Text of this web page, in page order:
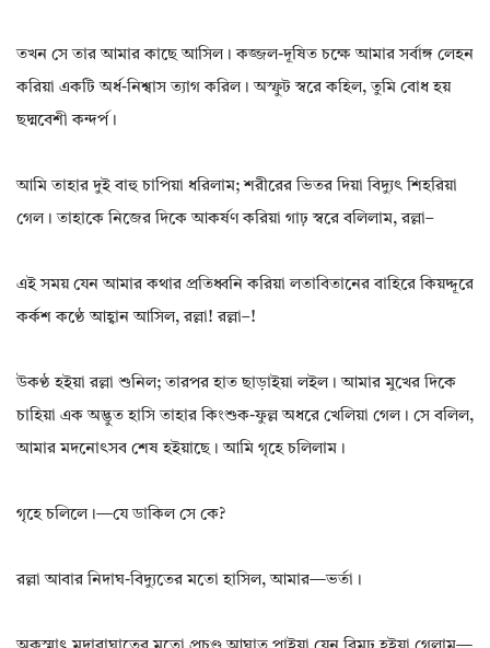
তখন সে তার আমার কাছে আসিল। কজ্জল-দূষিত চক্ষে আমার সর্বাঙ্গ লেহন
করিয়া একটি অর্ধ-নিশ্বাস ত্যাগ করিল। অস্ফুট স্বরে কহিল, তুমি বোধ হয়
ছদ্মবেশী কন্দর্প।
আমি তাহার দুই বাহু চাপিয়া ধরিলাম; শরীরের ভিতর দিয়া বিদ্যুৎ শিহরিয়া
গেল। তাহাকে নিজের দিকে আকর্ষণ করিয়া গাঢ় স্বরে বলিলাম, রল্লা–
এই সময় যেন আমার কথার প্রতিধ্বনি করিয়া লতাবিতানের বাহিরে কিয়দ্দূরে
কর্কশ কণ্ঠে আহ্বান আসিল, রল্লা! রল্লা–!
উকণ্ঠ হইয়া রল্লা শুনিল; তারপর হাত ছাড়াইয়া লইল। আমার মুখের দিকে
চাহিয়া এক অদ্ভুত হাসি তাহার কিংশুক-ফুল্ল অধরে খেলিয়া গেল। সে বলিল,
আমার মদনোৎসব শেষ হইয়াছে। আমি গৃহে চলিলাম।
গৃহে চলিলে।—যে ডাকিল সে কে?
রল্লা আবার নিদাঘ-বিদ্যুতের মতো হাসিল, আমার—ভর্তা।